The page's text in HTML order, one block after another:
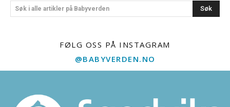
Søk i alle artikler på Babyverden Søk
FØLG OSS PÅ INSTAGRAM
@BABYVERDEN.NO